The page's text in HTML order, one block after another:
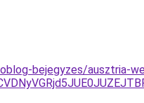
bejegyzes/ausztria-